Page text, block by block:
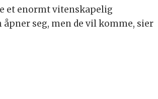
et enormt vitenskapelig
seg, men de vil komme, sier